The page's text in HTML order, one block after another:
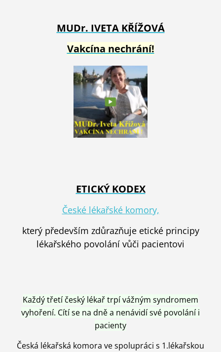
MUDr. IVETA KŘÍŽOVÁ
Vakcína nechrání!
ETICKÝ KODEX
České lékařské komory,
který především zdůrazňuje etické principy
lékařského povolání vůči pacientovi
Každý třetí český lékař trpí vážným syndromem
vyhoření. Cítí se na dně a nenávidí své povolání i
pacienty
Česká lékařská komora ve spolupráci s 1.lékařskou